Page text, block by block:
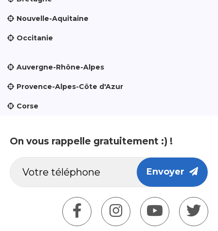
Nouvelle-Aquitaine
Occitanie
Auvergne-Rhône-Alpes
Provence-Alpes-Côte d'Azur
Corse
On vous rappelle gratuitement :) !
Envoyer